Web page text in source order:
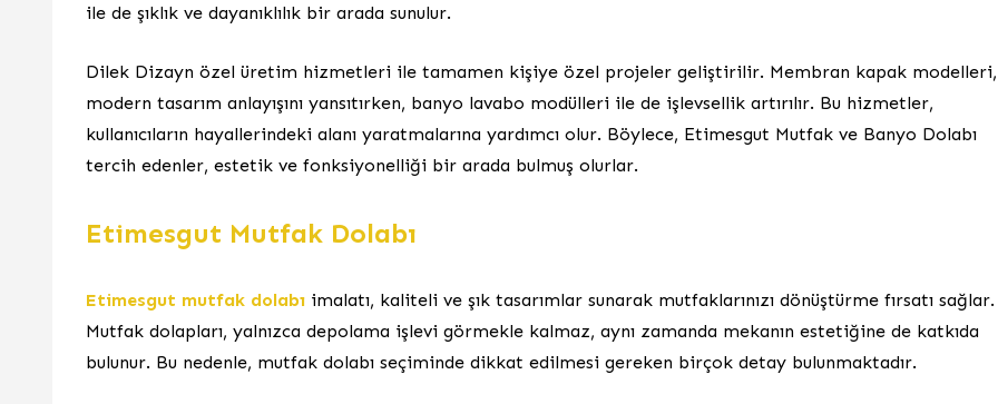
ile de şıklık ve dayanıklılık bir arada sunulur.
Dilek Dizayn özel üretim hizmetleri ile tamamen kişiye özel projeler geliştirilir. Membran kapak modelleri,
modern tasarım anlayışını yansıtırken, banyo lavabo modülleri ile de işlevsellik artırılır. Bu hizmetler,
kullanıcıların hayallerindeki alanı yaratmalarına yardımcı olur. Böylece, Etimesgut Mutfak ve Banyo Dolabı
tercih edenler, estetik ve fonksiyonelliği bir arada bulmuş olurlar.
Etimesgut Mutfak Dolabı
Etimesgut mutfak dolabı imalatı, kaliteli ve şık tasarımlar sunarak mutfaklarınızı dönüştürme fırsatı sağlar.
Mutfak dolapları, yalnızca depolama işlevi görmekle kalmaz, aynı zamanda mekanın estetiğine de katkıda
bulunur. Bu nedenle, mutfak dolabı seçiminde dikkat edilmesi gereken birçok detay bulunmaktadır.